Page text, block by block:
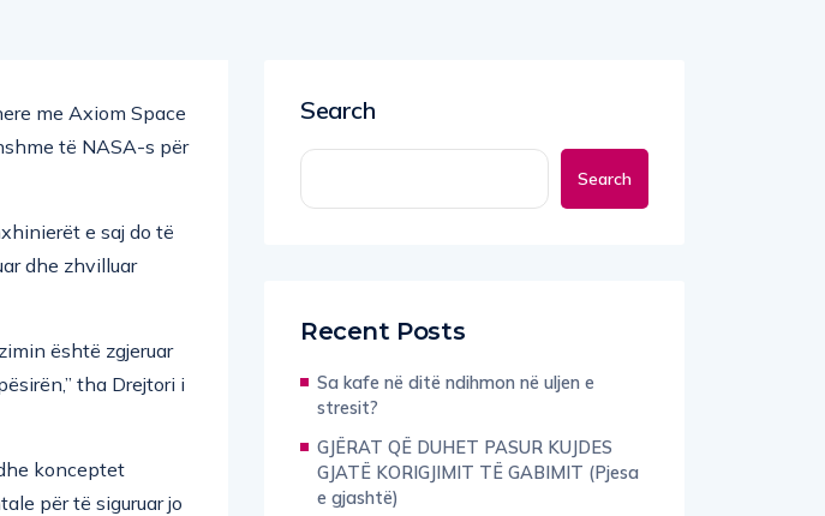
me Axiom Space
të NASA-s për
e saj do të
dhe zhvilluar
është zgjeruar
tha Drejtori i
konceptet
për të siguruar jo
Search
Search
Recent Posts
Sa kafe në ditë ndihmon në uljen e
stresit?
GJËRAT QË DUHET PASUR KUJDES
GJATË KORIGJIMIT TË GABIMIT (Pjesa
e gjashtë)